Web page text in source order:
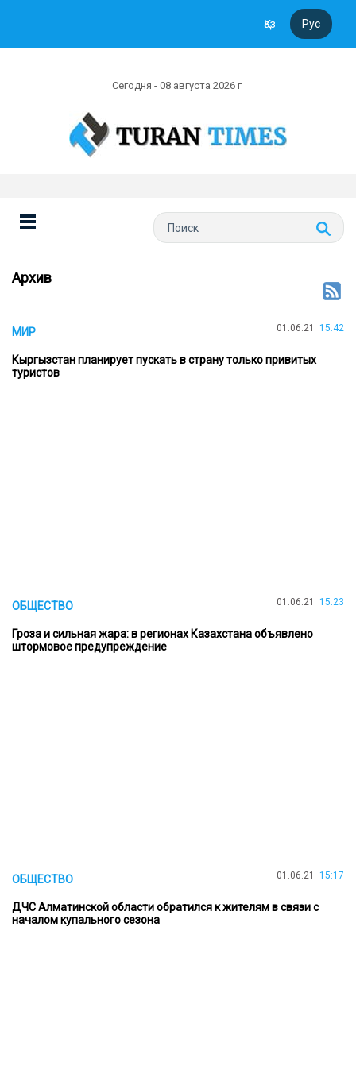
Қаз Рус
Сегодня - 08 августа 2026 г
Архив
МИР 01.06.21 15:42
Кыргызстан планирует пускать в страну только привитых
туристов
ОБЩЕСТВО 01.06.21 15:23
Гроза и сильная жара: в регионах Казахстана объявлено
штормовое предупреждение
ОБЩЕСТВО 01.06.21 15:17
ДЧС Алматинской области обратился к жителям в связи с
началом купального сезона